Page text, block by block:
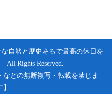
自然と歴史あるで最高の休日を
All Rights Reserved.
などの無断複写・転載を禁じま
】